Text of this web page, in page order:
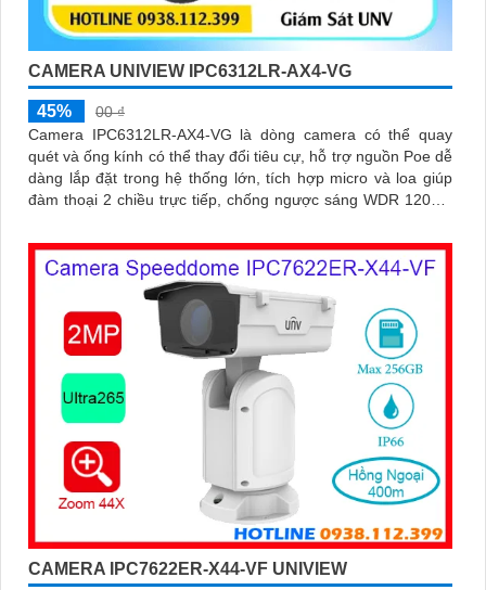
CAMERA UNIVIEW IPC6312LR-AX4-VG
45%
00 ₫
Camera IPC6312LR-AX4-VG là dòng camera có thể quay
quét và ống kính có thể thay đổi tiêu cự, hỗ trợ nguồn Poe dễ
dàng lắp đặt trong hệ thống lớn, tích hợp micro và loa giúp
đàm thoại 2 chiều trực tiếp, chống ngược sáng WDR 120db,
CAMERA IPC7622ER-X44-VF UNIVIEW